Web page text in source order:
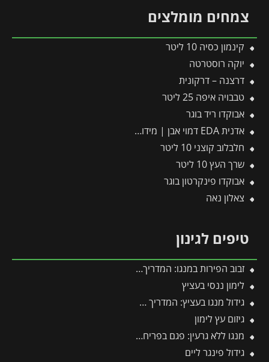
צמחים מומלצים
קינמון כסיה 10 ליטר
יוקה רוסטרטה
דרצנה – דרקונית
טבבויה איפה 25 ליטר
אבוקדו ריד בוגר
אדנית EDA דמוי אבן | מידות 79.5×29.5×29.5 ס"מ | אפור בהיר
חלבלוב קוצני 10 ליטר
שרך העץ 10 ליטר
אבוקדו פינקרטון בוגר
צאלון נאה
טיפים לגינון
זבוב הפירות במנגו: המדריך המלא להגנה על היבול מפני עקיצות וריקבון
לימון ננסי בעציץ
גידול מנגו בעציץ: המדריך המלא למקסום פרי במרפסת ובגינה
גיזום עץ לימון
מנגו ללא גרעין: פגם בפריחה או יתרון אקזוטי?
גידול פינגר ליים